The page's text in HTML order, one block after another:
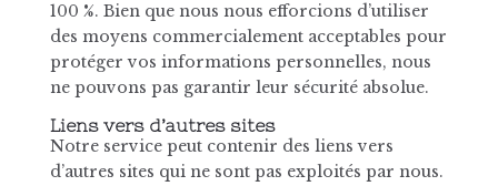
100 %. Bien que nous nous efforcions d’utiliser
des moyens commercialement acceptables pour
protéger vos informations personnelles, nous
ne pouvons pas garantir leur sécurité absolue.
Liens vers d’autres sites
Notre service peut contenir des liens vers
d’autres sites qui ne sont pas exploités par nous.